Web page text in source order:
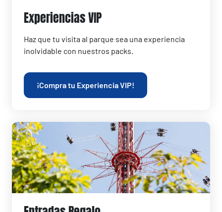
Experiencias VIP
Haz que tu visita al parque sea una experiencia
inolvidable con nuestros packs.
¡Compra tu Experiencia VIP!